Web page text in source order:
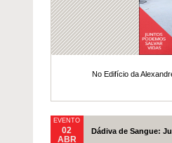
No Edifício da
EVENTO
02
ABR
Dádiva de Sangue: